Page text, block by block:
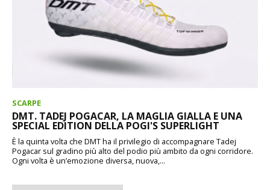
SCARPE
DMT. TADEJ POGACAR, LA MAGLIA GIALLA E UNA
SPECIAL EDITION DELLA POGI'S SUPERLIGHT
È la quinta volta che DMT ha il privilegio di accompagnare Tadej
Pogacar sul gradino più alto del podio più ambito da ogni corridore.
Ogni volta è un’emozione diversa, nuova,...